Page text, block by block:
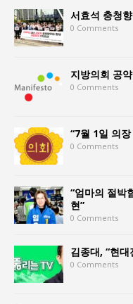
서효석 충청
0 Comments
지방의회 공
0 Comments
“7월 1일 의장
0 Comments
“엄마의 절박
현”
0 Comments
김종대, “현
0 Comments